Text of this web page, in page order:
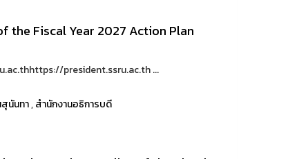
the Fiscal Year 2027 Action Plan
president.ssru.ac.th ...
นันทา,สำนักงานอธิการบดี